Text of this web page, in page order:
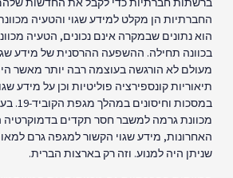
החברתיות הן מקלט למידע שגוי והטעיה
הוא נתונים שבמקרה אינם נכונים, הטעיה
בכוונה תחילה. ההשפעה ההרסנית של מידע
מעולם לא הורגשה בעוצמה רבה יותר מאשר
תיאוריות קונספירציה פוליטיות וכן על מידע
במסכות
מכוונת גרמה למשבר חסר תקדים בדמוקרטיה
האחרונות, מידע שגוי הקשור למגפה גרם
שניתן היה למנוע. וזה רק בארצות הברית.